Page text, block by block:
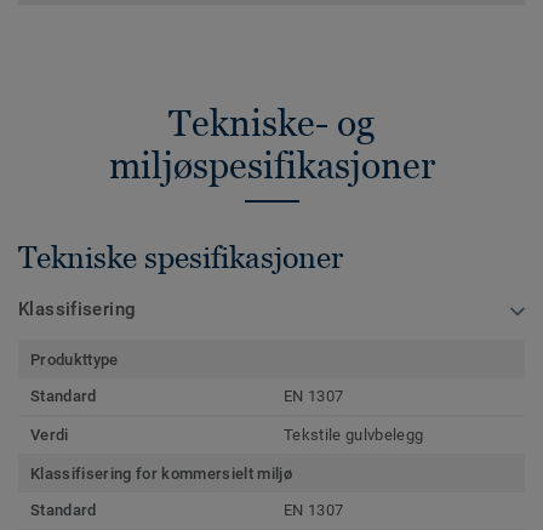
Tekniske- og
miljøspesifikasjoner
Tekniske spesifikasjoner
Klassifisering
Produkttype
Standard
EN 1307
Verdi Tekstile gulvbelegg
Klassifisering for kommersielt miljø
Standard
EN 1307